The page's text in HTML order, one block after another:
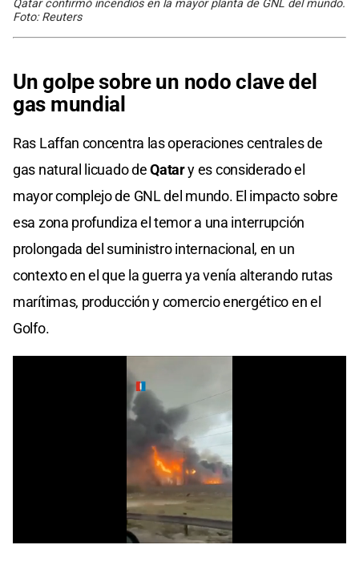
Qatar confirmó incendios en la mayor planta de GNL del mundo.
Foto: Reuters
Un golpe sobre un nodo clave del
gas mundial
Ras Laffan concentra las operaciones centrales de
gas natural licuado deQatary es considerado el
mayor complejo de GNL del mundo. El impacto sobre
esa zona profundiza el temor a una interrupción
prolongada del suministro internacional, en un
contexto en el que la guerra ya venía alterando rutas
marítimas, producción y comercio energético en el
Golfo.